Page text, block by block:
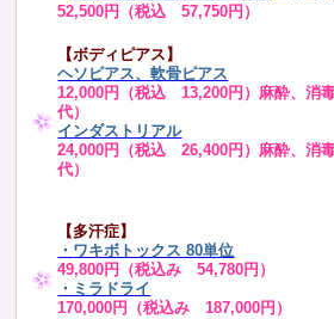
52,500円（税込 57,750円）
【ボディピアス】
ヘソピアス、軟骨ピアス
12,000円（税込 13,200円）麻酔、消
代）
インダストリアル
24,000円（税込 26,400円）麻酔、消
代）
【多汗症】
・ ワキボトックス 80単位
49,800円（税込み 54,780円）
・ミラドライ
170,000円（税込み 187,000円）